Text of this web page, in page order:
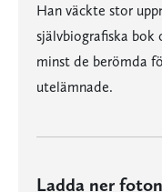
Han väckte stor
självbiografiska
minst de berömda
utelämnade.
Ladda ner foton